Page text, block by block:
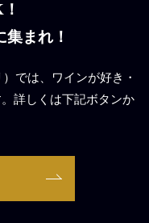
まれ！
では、ワインが好き・
詳しくは下記ボタンか